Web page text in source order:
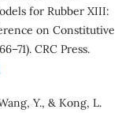
for Rubber XIII:
on Constitutive
CRC Press.
Y., & Kong, L.